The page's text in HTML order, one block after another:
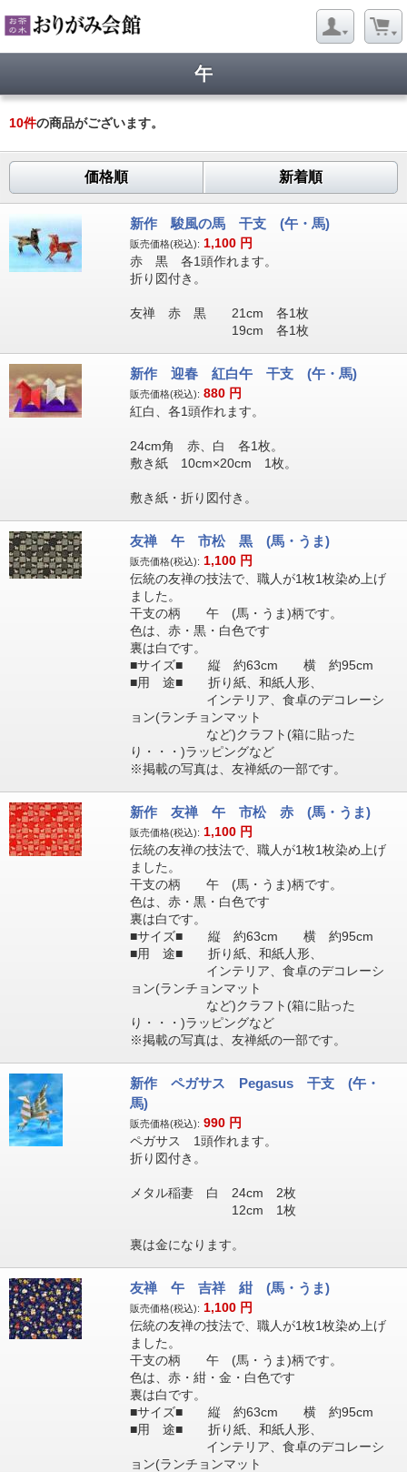
午
10件の商品がございます。
価格順 新着順
新作 駿風の馬 干支 (午・馬)
販売価格(税込): 1,100 円
赤 黒 各1頭作れます。
折り図付き。
友禅 赤 黒 21cm 各1枚
19cm 各1枚
新作 迎春 紅白午 干支 (午・馬)
販売価格(税込): 880 円
紅白、各1頭作れます。
24cm角 赤、白 各1枚。
敷き紙 10cm×20cm 1枚。
敷き紙・折り図付き。
友禅 午 市松 黒 (馬・うま)
販売価格(税込): 1,100 円
伝統の友禅の技法で、職人が1枚1枚染め上げ
ました。
干支の柄 午 (馬・うま)柄です。
色は、赤・黒・白色です
裏は白です。
■サイズ■ 縦 約63cm 横 約95cm
■用 途■ 折り紙、和紙人形、
インテリア、食卓のデコレーシ
ョン(ランチョンマット
など)クラフト(箱に貼った
り・・・)ラッピングなど
※掲載の写真は、友禅紙の一部です。
新作 友禅 午 市松 赤 (馬・うま)
販売価格(税込): 1,100 円
伝統の友禅の技法で、職人が1枚1枚染め上げ
ました。
干支の柄 午 (馬・うま)柄です。
色は、赤・黒・白色です
裏は白です。
■サイズ■ 縦 約63cm 横 約95cm
■用 途■ 折り紙、和紙人形、
インテリア、食卓のデコレーシ
ョン(ランチョンマット
など)クラフト(箱に貼った
り・・・)ラッピングなど
※掲載の写真は、友禅紙の一部です。
新作 ペガサス Pegasus 干支 (午・
馬)
販売価格(税込): 990 円
ペガサス 1頭作れます。
折り図付き。
メタル稲妻 白 24cm 2枚
12cm 1枚
裏は金になります。
友禅 午 吉祥 紺 (馬・うま)
販売価格(税込): 1,100 円
伝統の友禅の技法で、職人が1枚1枚染め上げ
ました。
干支の柄 午 (馬・うま)柄です。
色は、赤・紺・金・白色です
裏は白です。
■サイズ■ 縦 約63cm 横 約95cm
■用 途■ 折り紙、和紙人形、
インテリア、食卓のデコレーシ
ョン(ランチョンマット